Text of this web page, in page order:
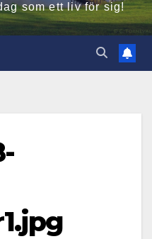
som ett liv för sig!